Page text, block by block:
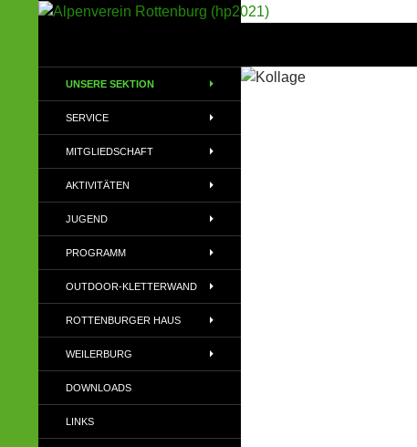
(DAV)
UNSERE SEKTION
SERVICE
MITGLIEDSCHAFT
AKTIVITÄTEN
JUGEND
PROGRAMM
OUTDOOR-KLETTERWAND
ROTTENBURGER HAUS
WEILERBURG
DOWNLOADS
LINKS